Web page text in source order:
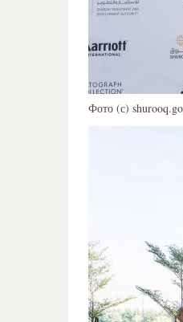
Фото (с)